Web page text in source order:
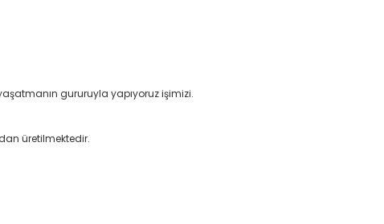
gururuyla yapıyoruz işimizi.
üretilmektedir.